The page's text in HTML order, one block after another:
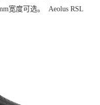
宽度可选。
Aeolus RSL